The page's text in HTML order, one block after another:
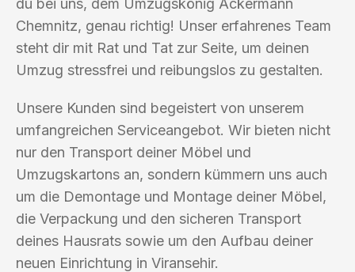
du bei uns, dem Umzugskönig Ackermann
Chemnitz, genau richtig! Unser erfahrenes Team
steht dir mit Rat und Tat zur Seite, um deinen
Umzug stressfrei und reibungslos zu gestalten.
Unsere Kunden sind begeistert von unserem
umfangreichen Serviceangebot. Wir bieten nicht
nur den Transport deiner Möbel und
Umzugskartons an, sondern kümmern uns auch
um die Demontage und Montage deiner Möbel,
die Verpackung und den sicheren Transport
deines Hausrats sowie um den Aufbau deiner
neuen Einrichtung in Viransehir.